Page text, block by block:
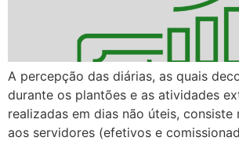
A percepção das diárias, as quais
durante os plantões e as atividades
realizadas em dias não úteis, consiste
aos servidores (efetivos e